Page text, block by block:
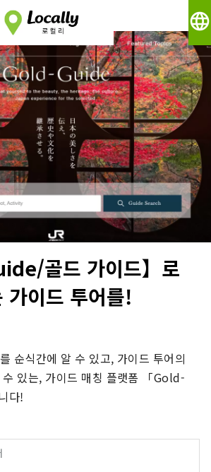
language
골드 가이드】로
가이드 투어를!
순식간에 알 수 있고, 가이드 투어의
있는, 가이드 매칭 플랫폼 「Gold-
다!